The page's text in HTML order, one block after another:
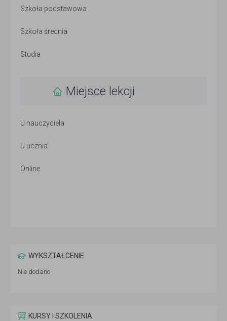
Szkoła podstawowa
Szkoła średnia
Studia
Miejsce lekcji
U nauczyciela
U ucznia
Online
WYKSZTAŁCENIE
Nie dodano
KURSY I SZKOLENIA